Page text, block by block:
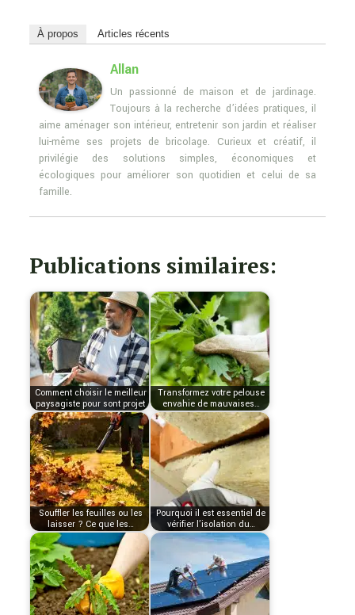
À propos Articles récents
Allan
Un passionné de maison et de jardinage.
Toujours à la recherche d’idées pratiques, il
aime aménager son intérieur, entretenir son jardin et réaliser
lui-même ses projets de bricolage. Curieux et créatif, il
privilégie des solutions simples, économiques et
écologiques pour améliorer son quotidien et celui de sa
famille.
Publications similaires:
Comment choisir le meilleur
paysagiste pour sont projet
Transformez votre pelouse
envahie de mauvaises…
Souffler les feuilles ou les
laisser ? Ce que les…
Pourquoi il est essentiel de
vérifier l’isolation du…